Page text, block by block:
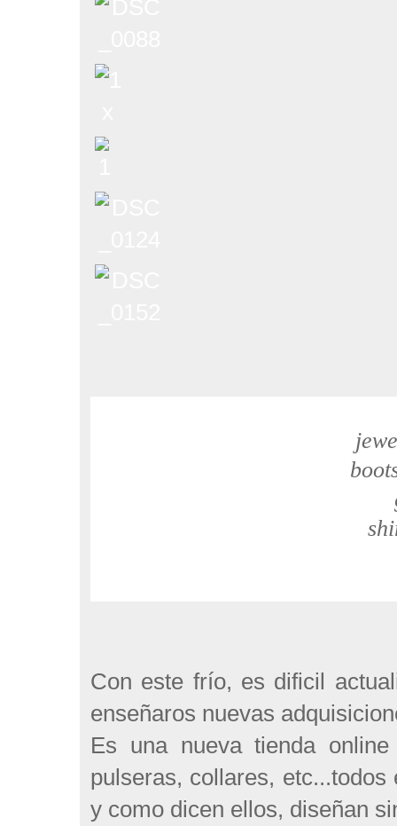
Con este frío, es dificil
enseñaros nuevas
Es una nueva tienda
pulseras, collares,
y como dicen ellos, diseñan